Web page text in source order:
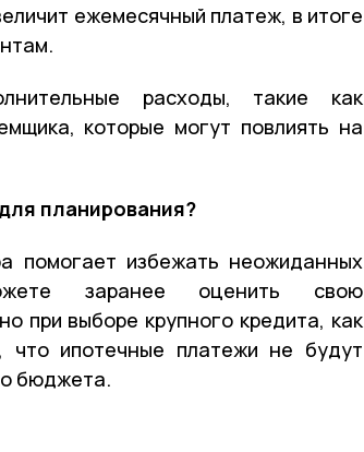
ежемесячный платеж, в итоге
расходы, такие как
которые могут повлиять на
планирования?
помогает избежать неожиданных
заранее оценить свою
при выборе крупного кредита, как
ипотечные платежи не будут
бюджета.